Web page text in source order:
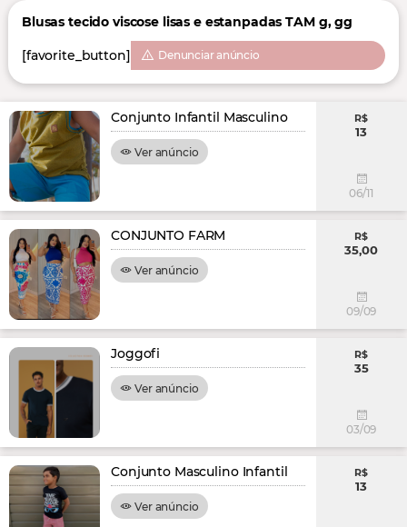
Blusas tecido viscose lisas e estanpadas TAM g, gg
[favorite_button] Denunciar anúncio
Conjunto Infantil Masculino
Ver anúncio
R$
13
06/11
CONJUNTO FARM
Ver anúncio
R$
35,00
09/09
Joggofi
Ver anúncio
R$
35
03/09
Conjunto Masculino Infantil
Ver anúncio
R$
13